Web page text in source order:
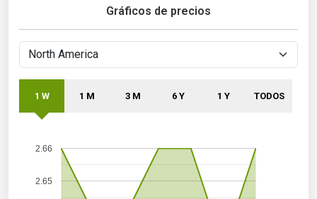
Gráficos de precios
1 W 1 M 3 M 6 Y 1 Y TODOS
2.65
2.66